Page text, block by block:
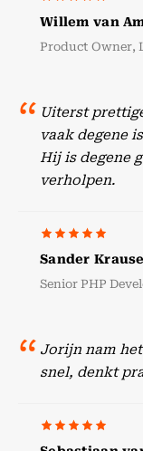
Willem van
Product Owner,
Uiterst
vaak degene
Hij is degene
verholpen.
Sander Krause
Senior PHP
Jorijn nam
snel, denkt